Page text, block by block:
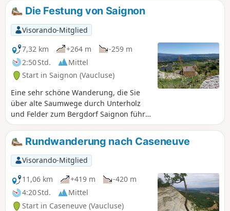
Die Festung von Saignon
Visorando-Mitglied
7,32 km
+264 m
-259 m
2:50 Std.
Mittel
Start in Saignon (Vaucluse)
Eine sehr schöne Wanderung, die Sie
über alte Saumwege durch Unterholz
und Felder zum Bergdorf Saignon führt.
Der Felsen von Saignon bietet ein
unglaubliches Panorama auf das Tal von
Apt, die Berge des Vaucluse und den
Mont Ventoux.
Rundwanderung nach Caseneuve
Visorando-Mitglied
11,06 km
+419 m
-420 m
4:20 Std.
Mittel
Start in Caseneuve (Vaucluse)